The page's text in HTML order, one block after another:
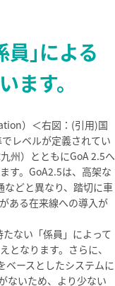
員｣による
ます。
）＜右図：(引用)国
レベルが定義されてい
州）とともにGoA 2.5へ
す。GoA2.5は、高架な
などと異なり、踏切に車
ある在来線への導入が
ない「係員」によって
となります。さらに、
ベースとしたシステムに
ないため、より少ない